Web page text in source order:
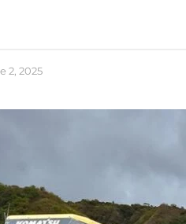
2, 2025